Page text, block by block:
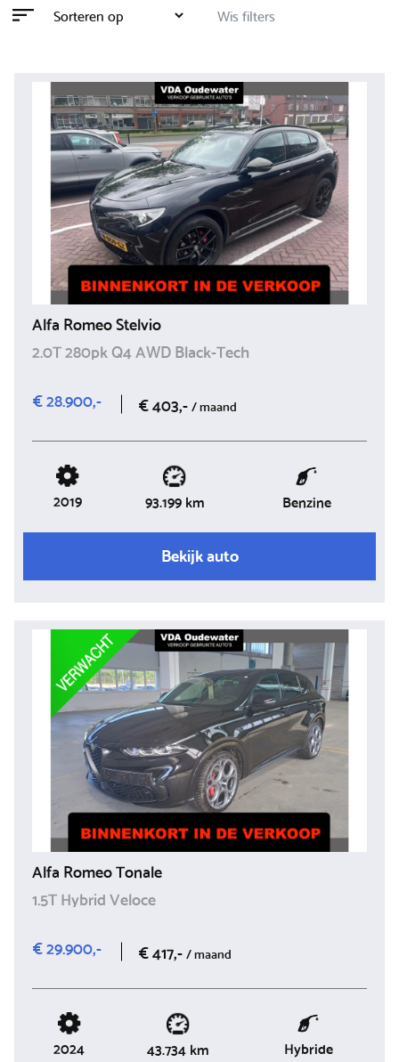
Wis filters
Alfa Romeo Stelvio
2.0T 280pk Q4 AWD Black-Tech
€ 28.900,-
€ 403,-/ maand
2019 93.199 km Benzine
Bekijk auto
Alfa Romeo Tonale
1.5T Hybrid Veloce
€ 29.900,-
€ 417,-/ maand
2024 43.734 km Hybride